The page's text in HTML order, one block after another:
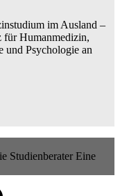
im Ausland –
für Humanmedizin,
und Psychologie an
Studienberater Eine